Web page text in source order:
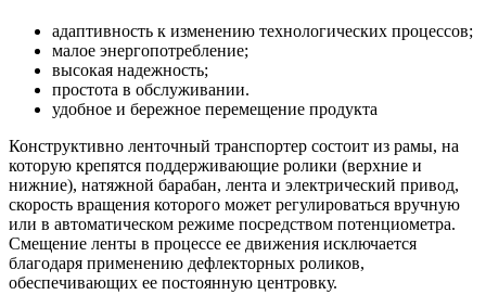
адаптивность к изменению технологических процессов;
малое энергопотребление;
высокая надежность;
простота в обслуживании.
удобное и бережное перемещение продукта
Конструктивно ленточный транспортер состоит из рамы, на
которую крепятся поддерживающие ролики (верхние и
нижние), натяжной барабан, лента и электрический привод,
скорость вращения которого может регулироваться вручную
или в автоматическом режиме посредством потенциометра.
Смещение ленты в процессе ее движения исключается
благодаря применению дефлекторных роликов,
обеспечивающих ее постоянную центровку.